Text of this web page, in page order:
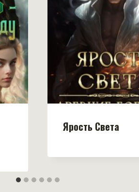
Ярость Света